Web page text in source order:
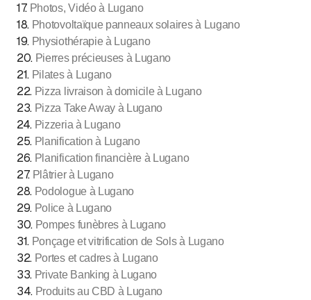
17. Photos, Vidéo à Lugano
18. Photovoltaïque panneaux solaires à Lugano
19. Physiothérapie à Lugano
20. Pierres précieuses à Lugano
21. Pilates à Lugano
22. Pizza livraison à domicile à Lugano
23. Pizza Take Away à Lugano
24. Pizzeria à Lugano
25. Planification à Lugano
26. Planification financière à Lugano
27. Plâtrier à Lugano
28. Podologue à Lugano
29. Police à Lugano
30. Pompes funèbres à Lugano
31. Ponçage et vitrification de Sols à Lugano
32. Portes et cadres à Lugano
33. Private Banking à Lugano
34. Produits au CBD à Lugano